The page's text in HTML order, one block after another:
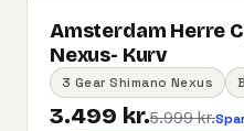
Amsterdam Herre
Nexus- Kurv
3 Gear Shimano Nexus
3.499 kr.5.999 kr.